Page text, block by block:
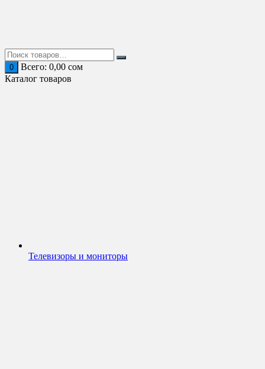
0 Всего: 0,00 сом
Каталог товаров
Телевизоры и мониторы